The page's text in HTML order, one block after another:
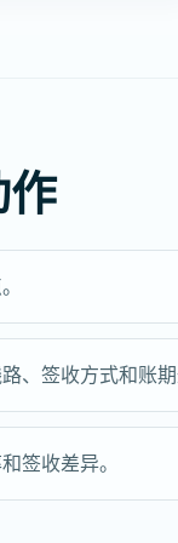
、签收方式和账
签收差异。